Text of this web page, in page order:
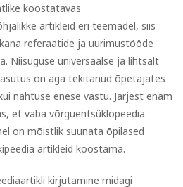
koostatavas
artikleid eri teemadel, siis
referaatide ja uurimustööde
Niisuguse universaalse ja lihtsalt
on aga tekitanud õpetajates
nähtuse enese vastu. Järjest enam
et vaba võrguentsüklopeedia
on mõistlik suunata õpilased
artikleid koostama.
kirjutamine midagi